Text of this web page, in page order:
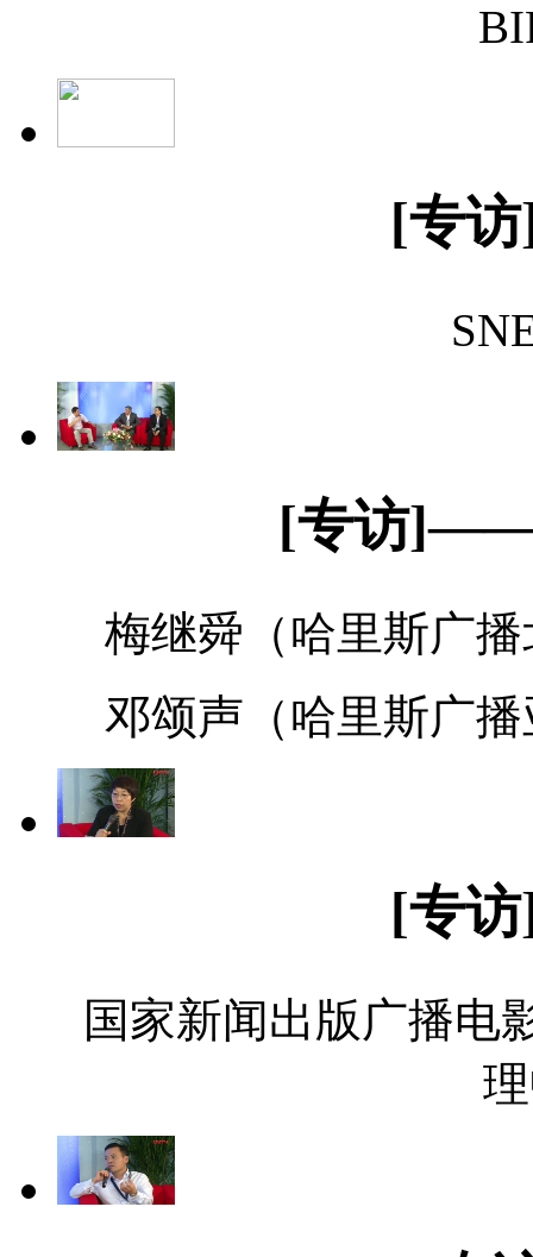
[专
[专访]——
梅继舜（哈里斯广播
邓颂声（哈里斯广播
[专
国家新闻出版广播电